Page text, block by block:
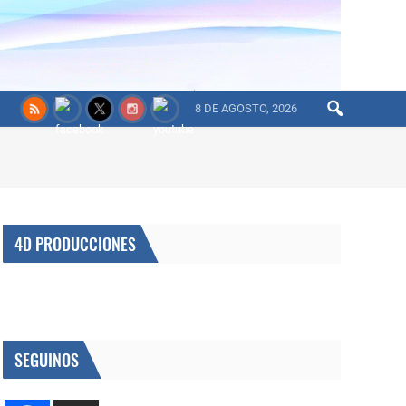
8 DE AGOSTO, 2026
4D PRODUCCIONES
SEGUINOS